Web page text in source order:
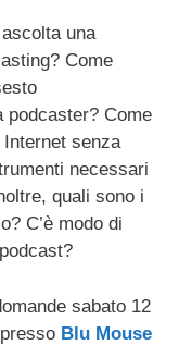
di
una
Come
podcaster? Come
senza
necessari
quali sono i
C’è modo di
sabato 12
Blu Mouse